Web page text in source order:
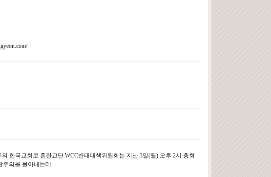
한국교회로 혼란교단 WCC반대대책위원회는 지난 3일(월) 오후 2시 총회
주의를 몰아내는데...